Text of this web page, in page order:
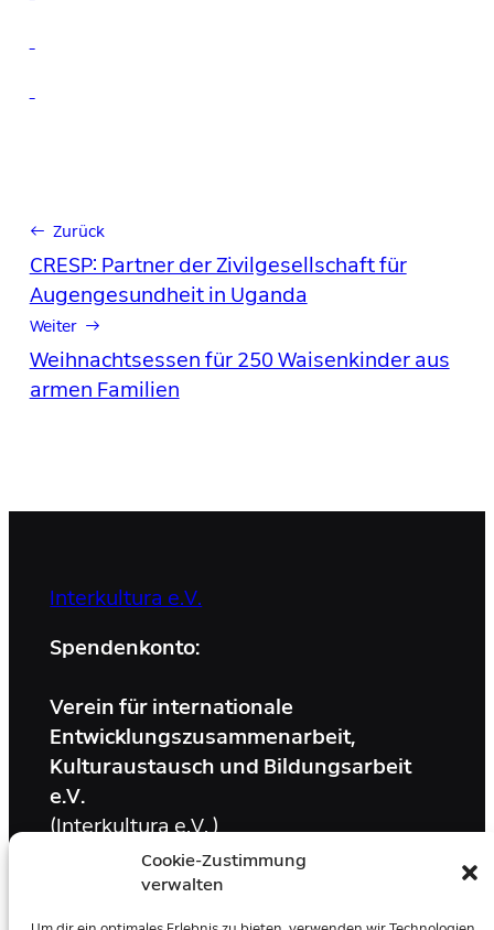
Cookie-Zustimmung
verwalten
← Zurück
CRESP: Partner der Zivilgesellschaft für
Augengesundheit in Uganda
Weiter →
Weihnachtsessen für 250 Waisenkinder aus
armen Familien
Interkultura e.V.
Spendenkonto:
Verein für internationale
Entwicklungszusammenarbeit,
Kulturaustausch und Bildungsarbeit
e.V.
(Interkultura e.V. )
IBAN: DE45 3005 0110 0017 0632 56
Stadtsparkasse Düsseldorf